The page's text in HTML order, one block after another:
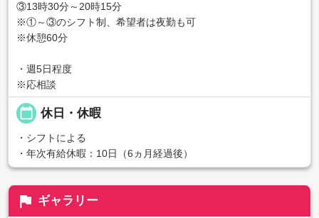
③13時30分～20時15分
※①～③のシフト制、希望者は夜勤も可
※休憩60分
・週5日程度
※応相談
calendar_today 休日・休暇
・シフトによる
・年次有給休暇：10日（6ヵ月経過後）
flag ギャラリー